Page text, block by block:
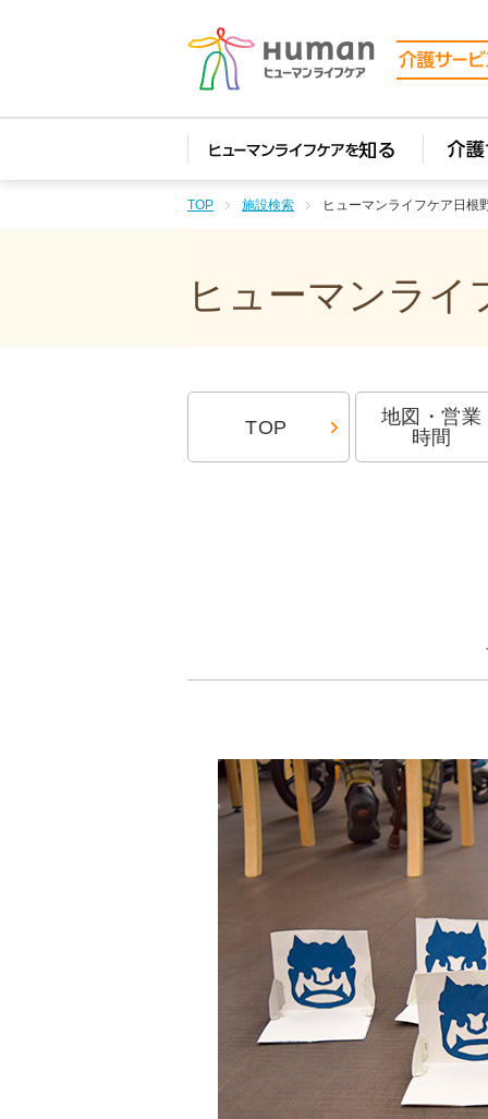
TOP 施設検索 ヒューマンライフケア日根
ヒューマンライ
TOP
地図・営業
時間